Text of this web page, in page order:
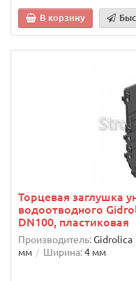
В корзину
Торцевая заглушка
водоотводного
DN100, пластиковая
Производитель:Gidrolica
мм
Ширина:4 мм